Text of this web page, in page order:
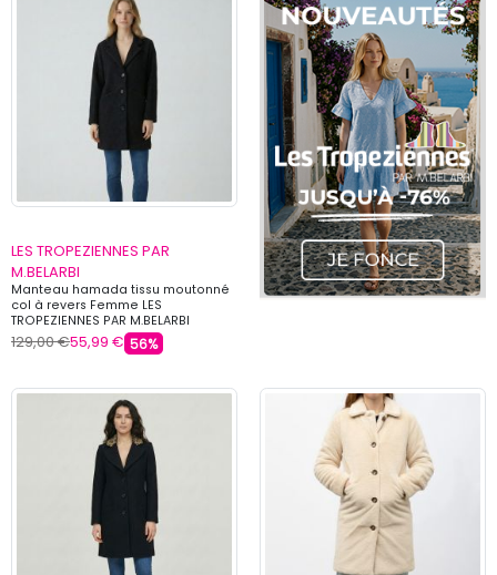
LES TROPEZIENNES PAR
M.BELARBI
Manteau hamada tissu moutonné
col à revers Femme LES
TROPEZIENNES PAR M.BELARBI
129,00 €55,99 € 56%